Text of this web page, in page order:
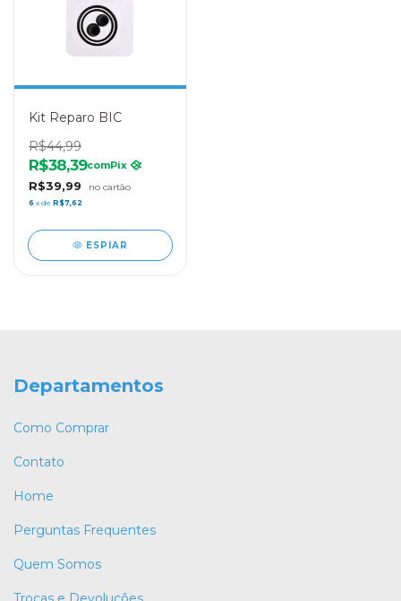
Kit Reparo BIC
R$44,99
R$39,99
R$38,39comPix
6 x de R$7,62
ESPIAR
Departamentos
Como Comprar
Contato
Home
Perguntas Frequentes
Quem Somos